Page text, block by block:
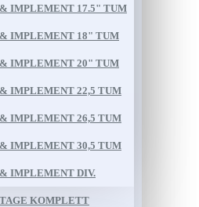
IMPLEMENT 17.5" TUM
& IMPLEMENT 18" TUM
& IMPLEMENT 20" TUM
IMPLEMENT 22,5 TUM
IMPLEMENT 26,5 TUM
IMPLEMENT 30,5 TUM
IMPLEMENT DIV.
KOMPLETT